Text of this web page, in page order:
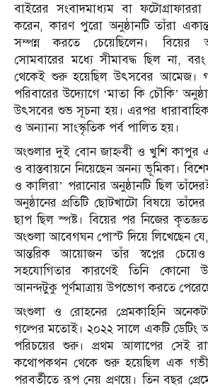
বাইরের সংবাদমাধ্যম বা ফটোগ্রাফাররা
করেন, কারণ পুরো অনুষ্ঠানটি তাঁরা
সম্পন্ন করতে চেয়েছিলেন। বিয়ের
সোমবারের মধ্যে সীমাবদ্ধ ছিল না,
থেকেই শুরু হয়েছিল উৎসবের আমেজ।
পরিবারের উদ্যোগে ‘মাতা কি চৌকি’
উৎসবের শুভ সূচনা হয়। এরপর
ও অন্যান্য সাংস্কৃতিক পর্ব পালিত হয়।
অংশুলার দুই বোন জাহ্নবী ও খুশি কাপুর
ও বাস্তবায়নে নিয়েছেন অনন্য ভূমিকা।
ও কালিরা’ পরানোর অনুষ্ঠানটি ছিল
অনুষ্ঠানের প্রতিটি ছোটখাটো বিষয়ে
ছাপ ছিল স্পষ্ট। বিয়ের পর নিজের
অংশুলা আবেগঘন পোস্ট দিয়ে লিখেছেন
আন্তরিক আয়োজন তাঁর স্বপ্নের
সহযোগিতার কারণেই তিনি কোনো
আনন্দটুকু পূর্ণমাত্রায় উপভোগ করতে
অংশুলা ও রোহনের প্রেমকাহিনি
গল্পের মতোই। ২০২২ সালে একটি ডেটিং
পরিচয়ের শুরু। প্রথম আলাপের সেই
কথোপকথন থেকে শুরু হয়েছিল এক গভীর
পরবর্তীতে রূপ নেয় প্রণয়ে। তিন বছর